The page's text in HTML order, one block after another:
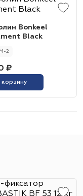
Bonkeel
Black
2
₽
корзину